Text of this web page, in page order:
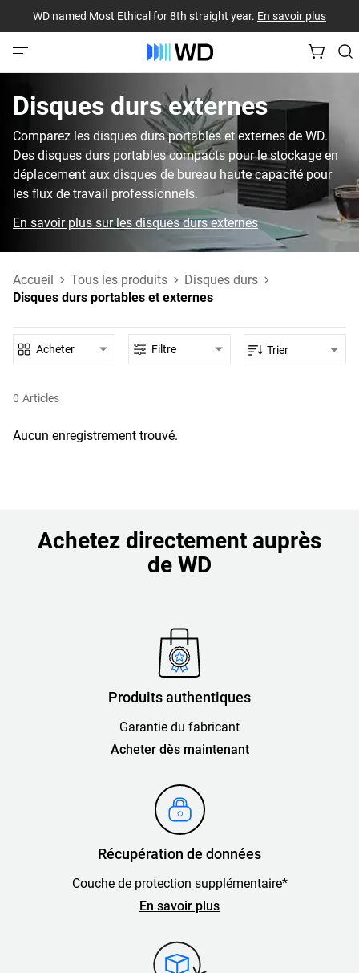
WD named Most Ethical for 8th straight year. En savoir plus
Disques durs externes‎
Comparez les disques durs portables et externes de WD.
Des disques durs portables compacts pour le stockage en
déplacement aux disques de bureau haute capacité pour
les flux de travail professionnels.
En savoir plus sur les disques durs externes
Accueil Tous les produits
Disques durs
Disques durs portables et externes
0 Articles
Acheter Filtre Trier
Aucun enregistrement trouvé.
Achetez directement auprès
de WD
Produits authentiques
Garantie du fabricant
Acheter dès maintenant
Récupération de données
Couche de protection supplémentaire*
En savoir plus